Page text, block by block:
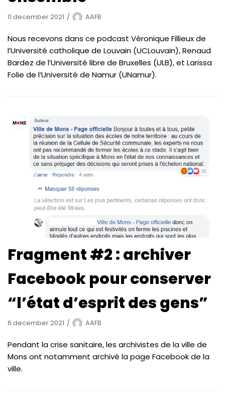
11 december 2021 AAFB
Nous recevons dans ce podcast Véronique Fillieux de
l’Université catholique de Louvain (UCLouvain), Renaud
Bardez de l’Université libre de Bruxelles (ULB), et Larissa
Folie de l’Université de Namur (UNamur).
Fragment #2 : archiver
Facebook pour conserver
“l’état d’esprit des gens”
6 december 2021 AAFB
Pendant la crise sanitaire, les archivistes de la ville de
Mons ont notamment archivé la page Facebook de la
ville.